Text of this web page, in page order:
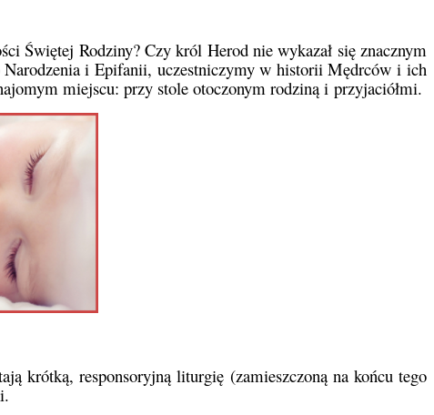
Świętej Rodziny? Czy król Herod nie wykazał się znacznym
Narodzenia i Epifanii, uczestniczymy w historii Mędrców i ich
miejscu: przy stole otoczonym rodziną i przyjaciółmi.
krótką, responsoryjną liturgię (zamieszczoną na końcu tego